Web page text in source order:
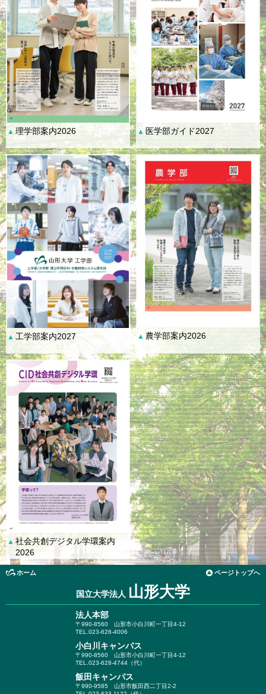
▲理学部案内2026 ▲ 医学部ガイド2027
▲ 工学部案内2027 ▲ 農学部案内2026
▲ 社会共創デジタル学環案内
2026
ホーム ページトップへ
国立大学法人 山形大学
法人本部
〒990-8560 山形市小白川町一丁目4-12
TEL.023-628-4006
小白川キャンパス
〒990-8560 山形市小白川町一丁目4-12
TEL.023-628-4744（代）
飯田キャンパス
〒990-9585 山形市飯田西二丁目2-2